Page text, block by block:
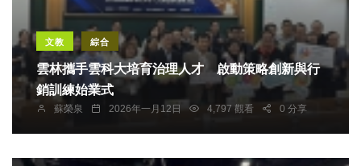
文教 綜合
雲林攜手雲科大培育治理人才 啟動策略創新與行
銷訓練始業式
蘇榮泉 2026年一月12日 4,797 觀看 0 分享